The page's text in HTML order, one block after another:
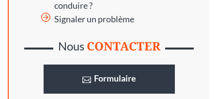
conduire ?
Signaler un problème
Nous CONTACTER
Formulaire